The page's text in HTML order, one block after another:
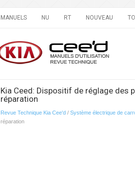
MANUELS NU RT NOUVEAU
Kia Ceed: Dispositif de réglage des
réparation
Revue Technique Kia Cee'd / Système électrique de
réparation